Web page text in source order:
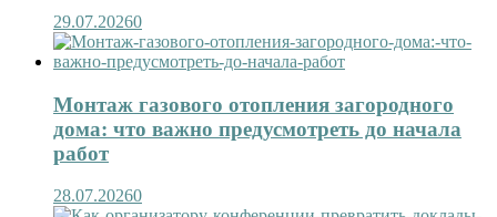
29.07.20260
Монтаж газового отопления загородного
дома: что важно предусмотреть до начала
работ
28.07.20260